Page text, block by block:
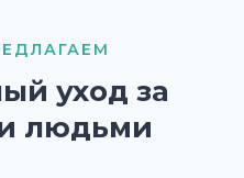
уход за
людьми